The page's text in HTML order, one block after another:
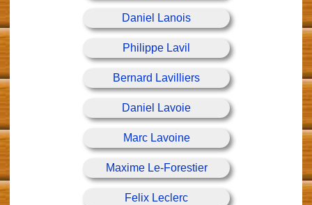
Daniel Lanois
Philippe Lavil
Bernard Lavilliers
Daniel Lavoie
Marc Lavoine
Maxime Le-Forestier
Felix Leclerc